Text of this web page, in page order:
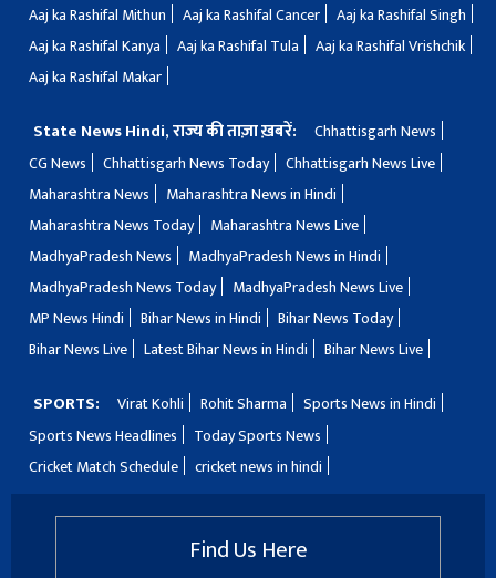
Aaj ka Rashifal Mithun
Aaj ka Rashifal Cancer
Aaj ka Rashifal Singh
Aaj ka Rashifal Kanya
Aaj ka Rashifal Tula
Aaj ka Rashifal Vrishchik
Aaj ka Rashifal Makar
State News Hindi, राज्य की ताज़ा ख़बरें:
Chhattisgarh News
CG News
Chhattisgarh News Today
Chhattisgarh News Live
Maharashtra News
Maharashtra News in Hindi
Maharashtra News Today
Maharashtra News Live
MadhyaPradesh News
MadhyaPradesh News in Hindi
MadhyaPradesh News Today
MadhyaPradesh News Live
MP News Hindi
Bihar News in Hindi
Bihar News Today
Bihar News Live
Latest Bihar News in Hindi Bihar News Live
SPORTS: Virat Kohli Rohit Sharma
Sports News in Hindi
Sports News Headlines
Today Sports News
Cricket Match Schedule
cricket news in hindi
Find Us Here